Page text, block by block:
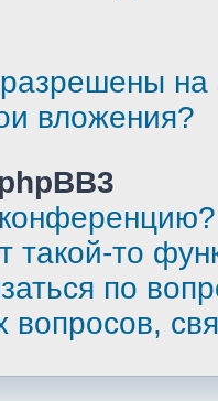
вложения?
такой-то
по
вопросов,